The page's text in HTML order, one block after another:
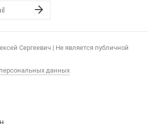
Сергеевич | Не является публичной
данных